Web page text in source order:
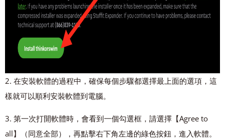
2. 在安裝軟體的過程中，確保每個步驟都選擇最上面的選項，這
樣就可以順利安裝軟體到電腦。
3. 第一次打開軟體時，會看到一個勾選框，請選擇【Agree to
all】（同意全部），再點擊右下角左邊的綠色按鈕，進入軟體。